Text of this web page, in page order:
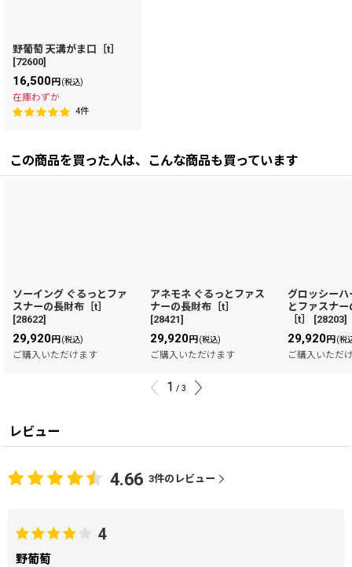
野葡萄 天溝がま口［t］
[72600]
16,500円(税込)
在庫わずか
4件
この商品を買った人は、こんな商品も買っています
ソーイング ぐるっとファ
スナーの長財布［t］
[28622]
29,920円(税込)
ご購入いただけます
アネモネ ぐるっとファス
ナーの長財布［t］
[28421]
29,920円(税込)
ご購入いただけます
グロッシー
とファスナ
［t］
[28203]
29,920円(税
ご購入いただ
1 / 3
レビュー
4.66 3件のレビュー
4
野葡萄